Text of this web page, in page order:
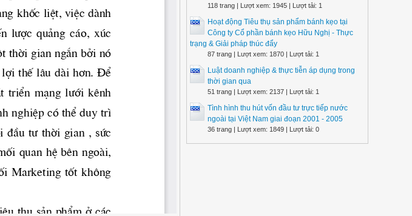
118 trang | Lượt xem: 1945 | Lượt tải: 1
Hoạt động Tiêu thụ sản phẩm bánh kẹo tại
Công ty Cổ phần bánh kẹo Hữu Nghị - Thực
trạng & Giải pháp thúc đẩy
87 trang | Lượt xem: 1870 | Lượt tải: 1
Luật doanh nghiệp & thực tiễn áp dụng trong
thời gian qua
51 trang | Lượt xem: 2137 | Lượt tải: 1
Tình hình thu hút vốn đầu tư trực tiếp nước
ngoài tại Việt Nam giai đoạn 2001 - 2005
36 trang | Lượt xem: 1849 | Lượt tải: 0